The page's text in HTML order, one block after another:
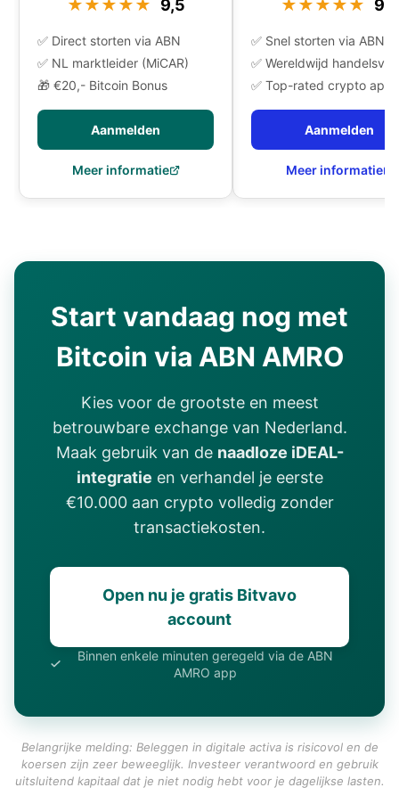
★★★★★ 9,5
✅ Direct storten via ABN
✅ NL marktleider (MiCAR)
🎁 €20,- Bitcoin Bonus
Aanmelden
Meer informatie
★★★★★ 9,4
✅ Snel storten via ABN
✅ Wereldwijd
✅ Top-rated crypto app
Aanmelden
Meer informatie
Start vandaag nog met
Bitcoin via ABN AMRO
Kies voor de grootste en meest
betrouwbare exchange van Nederland.
Maak gebruik van de naadloze iDEAL-
integratie en verhandel je eerste
€10.000 aan crypto volledig zonder
transactiekosten.
Open nu je gratis Bitvavo
account
Binnen enkele minuten geregeld via de ABN
AMRO app
Belangrijke melding: Beleggen in digitale activa is risicovol en de
koersen zijn zeer beweeglijk. Investeer verantwoord en gebruik
uitsluitend kapitaal dat je niet nodig hebt voor je dagelijkse lasten.